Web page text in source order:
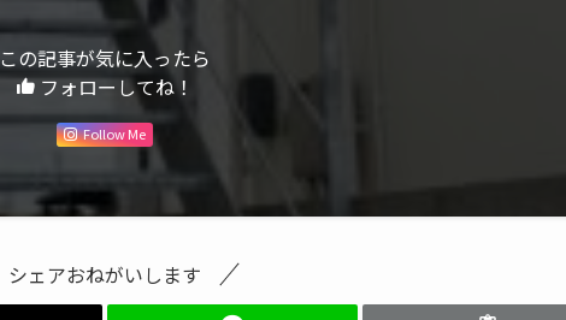
この記事が気に入ったら
フォローしてね！
Follow Me
シェアおねがいします